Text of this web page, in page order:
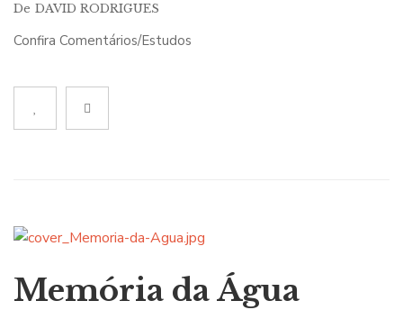
De DAVID RODRIGUES
Confira Comentários/Estudos
Memória da Água